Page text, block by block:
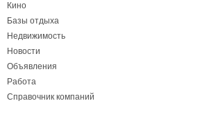
Кино
Базы отдыха
Недвижимость
Новости
Объявления
Работа
Справочник компаний